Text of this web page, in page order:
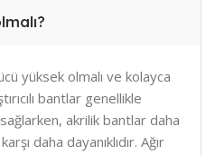
yüksek olmalı ve kolayca
bantlar genellikle
akrilik bantlar daha
daha dayanıklıdır. Ağır